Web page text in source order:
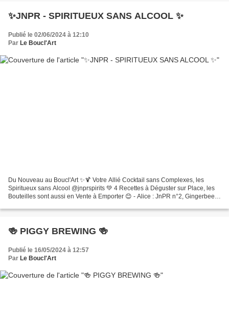
✨️JNPR - SPIRITUEUX SANS ALCOOL ✨️
Publié le 02/06/2024 à 12:10
Par Le Boucl'Art
Du Nouveau au Boucl'Art ✨️🍹 Votre Allié Cocktail sans Complexes, les
Spiritueux sans Alcool @jnprspirits 💚 4 Recettes à Déguster sur Place, les
Bouteilles sont aussi en Vente à Emporter 😊 - Alice : JnPR n°2, Gingerbeer,
🍻 PIGGY BREWING 🍻
Publié le 16/05/2024 à 12:57
Par Le Boucl'Art